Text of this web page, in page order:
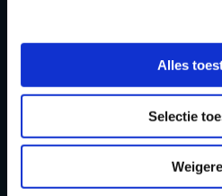
Alles
Selectie
Privacy Statement
Openingstijden
(11 juli t/m 23